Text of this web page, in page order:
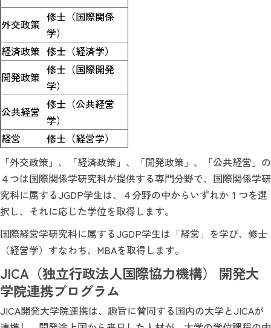
外交政策
修士（国際関係
学）
経済政策 修士（経済学）
開発政策
修士（国際開発
学）
公共経営
修士（公共経営
学）
経営
修士（経営学）
「外交政策」、「経済政策」、「開発政策」、「公共経営」の
４つは国際関係学研究科が提供する専門分野で、国際関係学研
究科に属するJGDP学生は、４分野の中からいずれか１つを選
択し、それに応じた学位を取得します。
国際経営学研究科に属するJGDP学生は「経営」を学び、修士
（経営学）すなわち、MBAを取得します。
JICA（独立行政法人国際協力機構） 開発大
学院連携プログラム
JICA開発大学院連携は、趣旨に賛同する国内の大学とJICAが